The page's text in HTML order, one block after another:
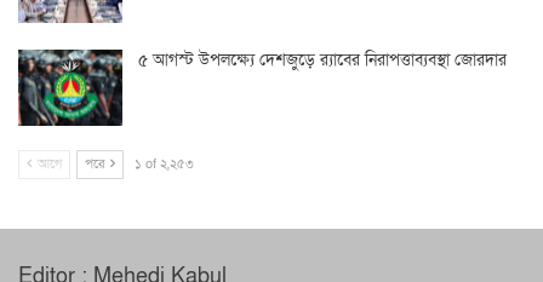
৫ আগস্ট উপলক্ষ্যে দেশজুড়ে র‌্যাবের নিরাপত্তাব্যবস্থা জোরদার
আগে পরে ১ of ২,২৫৩